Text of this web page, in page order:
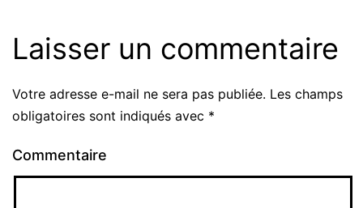
Laisser un commentaire
Votre adresse e-mail ne sera pas publiée. Les champs
obligatoires sont indiqués avec *
Commentaire